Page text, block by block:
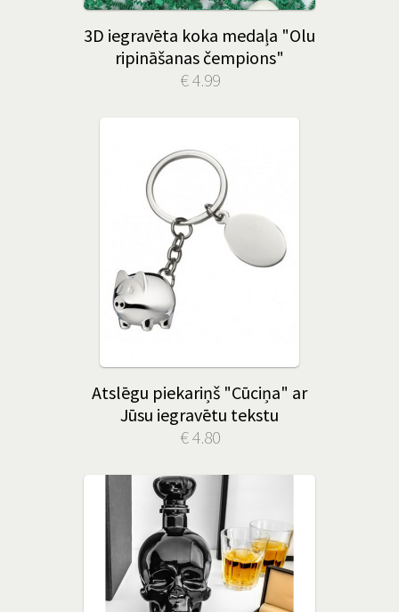
3D iegravēta koka medaļa "Olu
ripināšanas čempions"
€ 4.99
Atslēgu piekariņš "Cūciņa" ar
Jūsu iegravētu tekstu
€ 4.80